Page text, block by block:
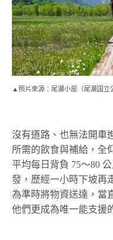
▲照片來源：尾瀬小屋（尾瀬国立
沒有道路、也無法開車
所需的飲食與補給，全
平均每日背負 75～80
發，歷經一小時下坡再
為準時將物資送達，當
他們更成為唯一能支援